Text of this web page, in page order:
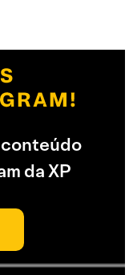
conteúdo
da XP